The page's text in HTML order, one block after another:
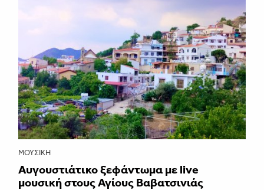
ΜΟΥΣΙΚΉ
Αυγουστιάτικο ξεφάντωμα με live
μουσική στους Αγίους Βαβατσινιάς